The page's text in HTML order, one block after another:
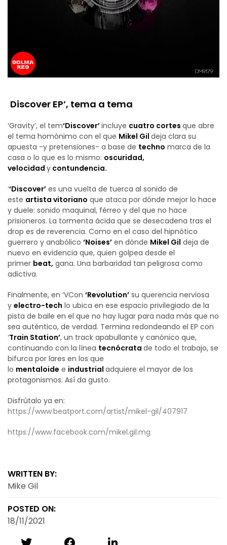
Discover EP’, tema a tema
‘Gravity’, el tem‘Discover’incluye cuatro cortes que abre
el tema homónimo con el que Mikel Gil deja clara su
apuesta -y pretensiones- a base de techno marca de la
casa o lo que es lo mismo: oscuridad,
velocidad y contundencia.
‘‘Discover’ es una vuelta de tuerca al sonido de
este artista vitoriano que ataca por dónde mejor lo hace
y duele: sonido maquinal, férreo y del que no hace
prisioneros. La tormenta ácida que se desecadena tras el
drop es de reverencia. Como en el caso del hipnótico
guerrero y anabólico ‘Noises’ en dónde Mikel Gil deja de
nuevo en evidencia que, quien golpea desde el
primer beat, gana. Una barbaridad tan peligrosa como
adictiva.
Finalmente, en ‘VCon ‘Revolution’ su querencia nerviosa
y electro-tech lo ubica en ese espacio privilegiado de la
pista de baile en el que no hay lugar para nada más que no
sea auténtico, de verdad. Termina redondeando el EP con
‘Train Station’, un track apabullante y canónico que,
continuando con la línea tecnócrata de todo el trabajo, se
bifurca por lares en los que
lo mentaloide e industrial adquiere el mayor de los
protagonismos. Así da gusto.
Disfrútalo ya en:
https://www.beatport.com/artist/mikel-gil/407917
https://www.facebook.com/mikel.gil.mg
WRITTEN BY:
Mike Gil
POSTED ON:
18/11/2021